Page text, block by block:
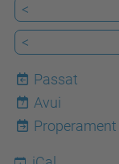
<
<
Passat
7
Avui
Properament